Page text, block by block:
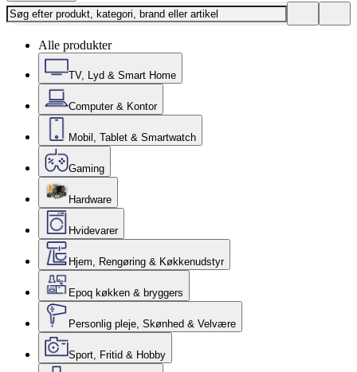
Alle produkter
TV, Lyd & Smart Home
Computer & Kontor
Mobil, Tablet & Smartwatch
Gaming
Hardware
Hvidevarer
Hjem, Rengøring & Køkkenudstyr
Epoq køkken & bryggers
Personlig pleje, Skønhed & Velvære
Sport, Fritid & Hobby